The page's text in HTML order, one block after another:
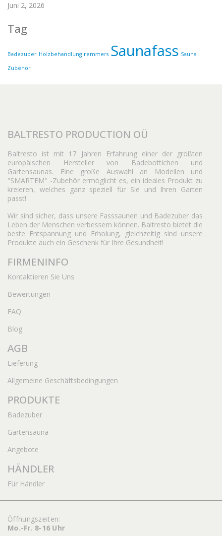
Juni 2, 2026
Tag
Badezuber Holzbehandlung remmers Saunafass Sauna
Zubehör
BALTRESTO PRODUCTION OÜ
Baltresto ist mit 17 Jahren Erfahrung einer der größten
europäischen Hersteller von Badebottichen und
Gartensaunas. Eine große Auswahl an Modellen und
"SMARTEM" -Zubehör ermöglicht es, ein ideales Produkt zu
kreieren, welches ganz speziell für Sie und Ihren Garten
passt!
Wir sind sicher, dass unsere Fasssaunen und Badezuber das
Leben der Menschen verbessern können. Baltresto bietet die
beste Entspannung und Erholung, gleichzeitig sind unsere
Produkte auch ein Geschenk für Ihre Gesundheit!
FIRMENINFO
Kontaktieren Sie Uns
Bewertungen
FAQ
Blog
AGB
Lieferung
Allgemeine Geschäftsbedingungen
PRODUKTE
Badezuber
Gartensauna
Angebote
HÄNDLER
Für Händler
Öffnungszeiten:
Mo.-Fr. 8-16 Uhr